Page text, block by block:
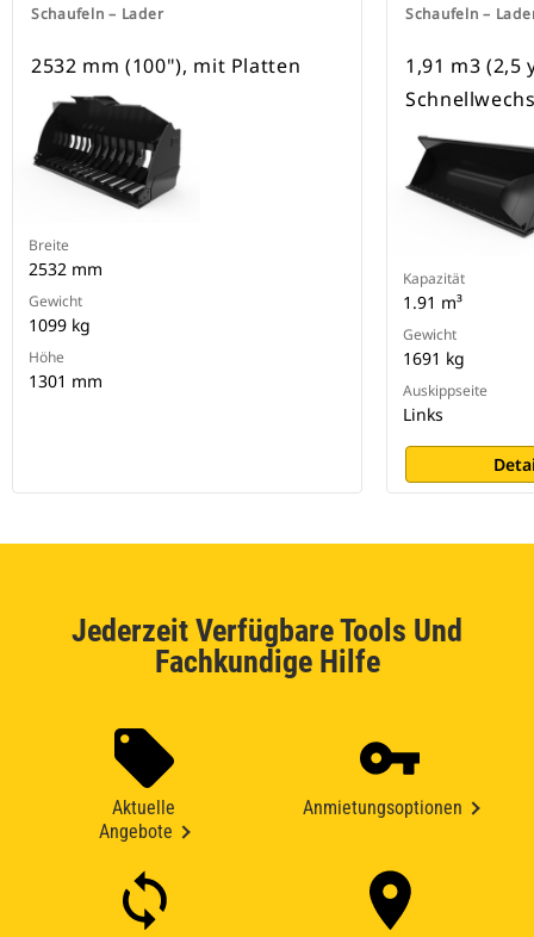
Schaufeln – Lader
2532 mm (100"), mit Platten
Breite
2532 mm
Gewicht
1099 kg
Höhe
1301 mm
Schaufeln –
1,91 m3 (2,5
Kapazität
1.91 m³
Gewicht
1691 kg
Auskippseite
Links
Jederzeit Verfügbare Tools Und
Fachkundige Hilfe
Aktuelle
Angebote
Anmietungsoptionen